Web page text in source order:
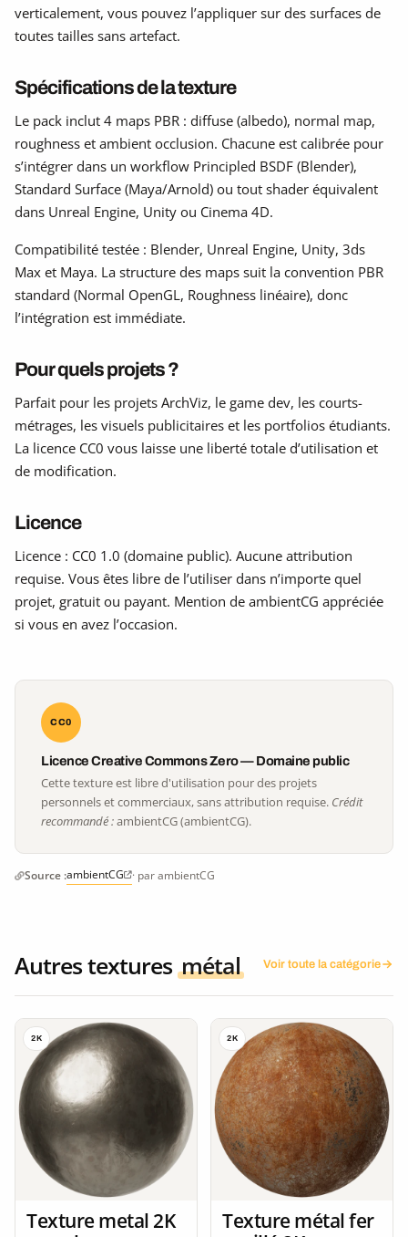
verticalement, vous pouvez l’appliquer sur des surfaces de
toutes tailles sans artefact.
Spécifications de la texture
Le pack inclut 4 maps PBR : diffuse (albedo), normal map,
roughness et ambient occlusion. Chacune est calibrée pour
s’intégrer dans un workflow Principled BSDF (Blender),
Standard Surface (Maya/Arnold) ou tout shader équivalent
dans Unreal Engine, Unity ou Cinema 4D.
Compatibilité testée : Blender, Unreal Engine, Unity, 3ds
Max et Maya. La structure des maps suit la convention PBR
standard (Normal OpenGL, Roughness linéaire), donc
l’intégration est immédiate.
Pour quels projets ?
Parfait pour les projets ArchViz, le game dev, les courts-
métrages, les visuels publicitaires et les portfolios étudiants.
La licence CC0 vous laisse une liberté totale d’utilisation et
de modification.
Licence
Licence : CC0 1.0 (domaine public). Aucune attribution
requise. Vous êtes libre de l’utiliser dans n’importe quel
projet, gratuit ou payant. Mention de ambientCG appréciée
si vous en avez l’occasion.
CC0
Licence Creative Commons Zero — Domaine public
Cette texture est libre d'utilisation pour des projets
personnels et commerciaux, sans attribution requise. Crédit
recommandé :ambientCG (ambientCG).
Source :ambientCG · par ambientCG
Autres textures métal Voir toute la catégorie
2K
Texture metal 2K
2K
Texture métal fer